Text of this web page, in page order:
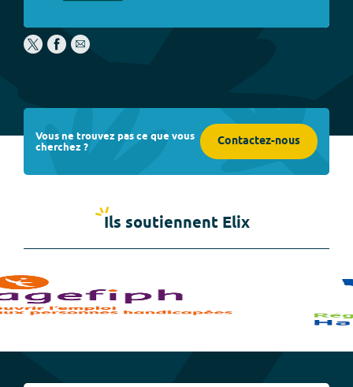
Vous ne trouvez pas ce que vous
cherchez ? Contactez-nous
Ils soutiennent Elix